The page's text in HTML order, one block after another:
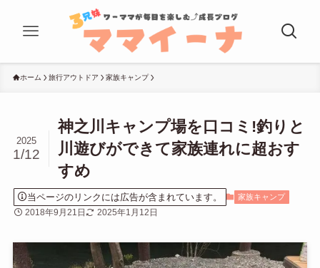
ホーム 旅行アウトドア 家族キャンプ
神之川キャンプ場を口コミ!釣りと
川遊びができて家族連れに超おす
すめ
2025
1/12
当ページのリンクには広告が含まれています。 家族キャンプ
2018年9月21日 2025年1月12日